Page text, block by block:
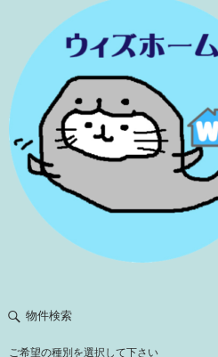
物件検索
ご希望の種別を選択して下さい